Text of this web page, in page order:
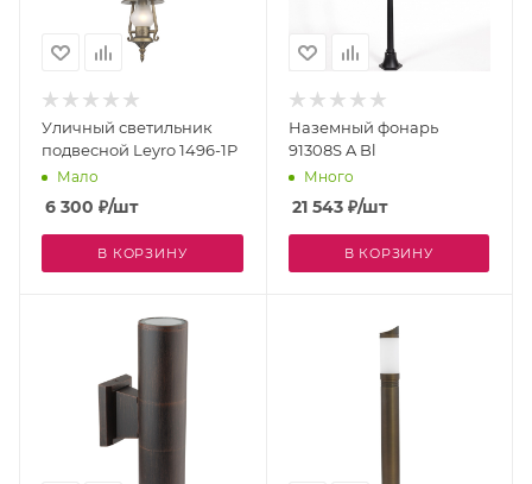
Уличный светильник
подвесной Leyro 1496-1P
Мало
6 300 ₽/шт
В КОРЗИНУ
Наземный фонарь
91308S A Bl
Много
21 543₽/шт
В КОРЗИНУ